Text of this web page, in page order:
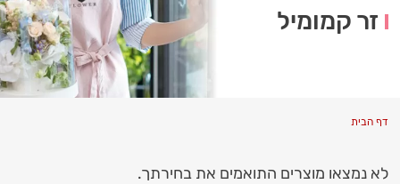
זר קמומיל
דף הבית
לא נמצאו מוצרים התואמים את בחירתך.